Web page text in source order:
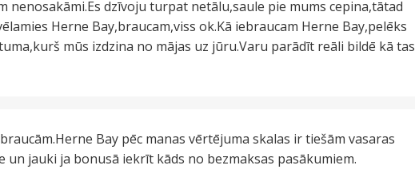
nenosakāmi.Es dzīvoju turpat netālu,saule pie mums cepina,tātad
Herne Bay,braucam,viss ok.Kā iebraucam Herne Bay,pelēks
mūs izdzina no mājas uz jūru.Varu parādīt reāli bildē kā tas
Bay pēc manas vērtējuma skalas ir tiešām vasaras
jauki ja bonusā iekrīt kāds no bezmaksas pasākumiem.